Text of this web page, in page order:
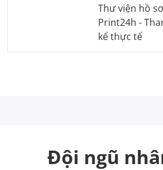
Thư viện hồ
Print24h -
kế thực tế
Đội ngũ